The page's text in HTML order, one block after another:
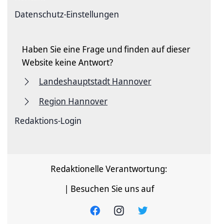
Datenschutz-Einstellungen
Haben Sie eine Frage und finden auf dieser
Website keine Antwort?
Landeshauptstadt Hannover
Region Hannover
Redaktions-Login
Redaktionelle Verantwortung:
| Besuchen Sie uns auf